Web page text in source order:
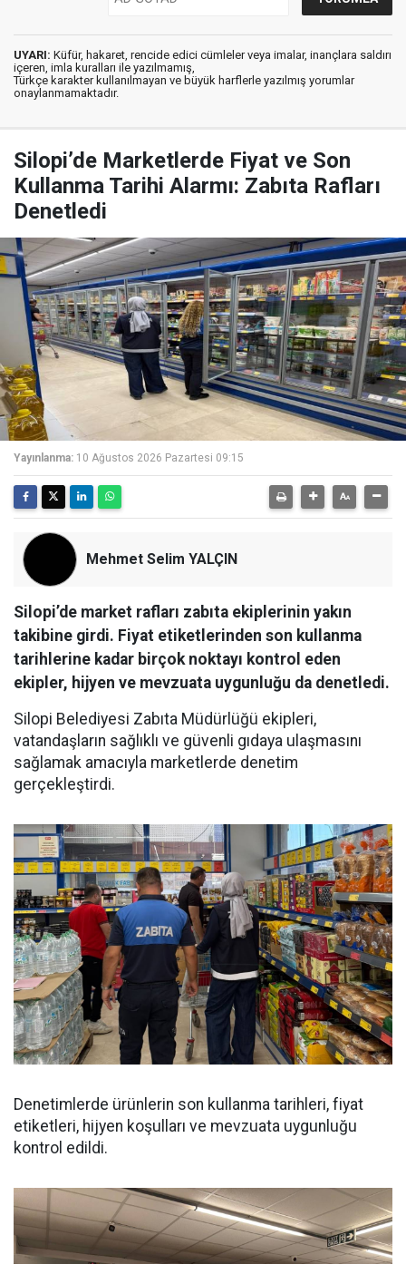
UYARI: Küfür, hakaret, rencide edici cümleler veya imalar, inançlara saldırı
içeren, imla kuralları ile yazılmamış,
Türkçe karakter kullanılmayan ve büyük harflerle yazılmış yorumlar
onaylanmamaktadır.
Silopi’de Marketlerde Fiyat ve Son
Kullanma Tarihi Alarmı: Zabıta Rafları
Denetledi
Yayınlanma: 10 Ağustos 2026 Pazartesi 09:15
Mehmet Selim YALÇIN
Silopi’de market rafları zabıta ekiplerinin yakın
takibine girdi. Fiyat etiketlerinden son kullanma
tarihlerine kadar birçok noktayı kontrol eden
ekipler, hijyen ve mevzuata uygunluğu da denetledi.
Silopi Belediyesi Zabıta Müdürlüğü ekipleri,
vatandaşların sağlıklı ve güvenli gıdaya ulaşmasını
sağlamak amacıyla marketlerde denetim
gerçekleştirdi.
Denetimlerde ürünlerin son kullanma tarihleri, fiyat
etiketleri, hijyen koşulları ve mevzuata uygunluğu
kontrol edildi.